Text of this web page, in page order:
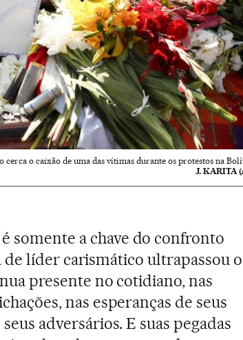
cerca o caixão de uma das vítimas durante os protestos na
J. KARITA
somente a chave do confronto
líder carismático ultrapassou o
presente no cotidiano, nas
nas esperanças de seus
adversários. E suas pegadas